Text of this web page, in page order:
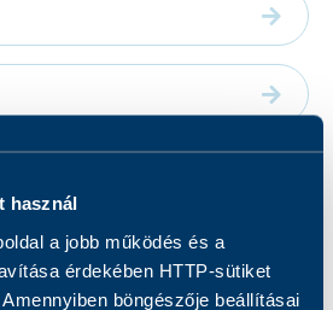
használ
a jobb működés és a
érdekében HTTP-sütiket
böngészője beállításai
alfa mennyiségi